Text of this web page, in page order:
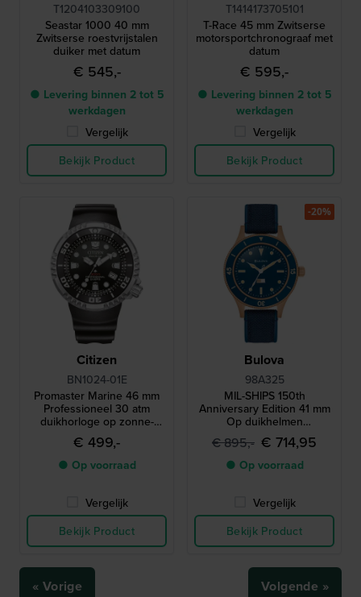
T1204103309100
Seastar 1000 40 mm
Zwitserse roestvrijstalen
duiker met datum
€ 545,-
● Levering binnen 2 tot 5
werkdagen
Vergelijk
Bekijk Product
T1414173705101
T-Race 45 mm Zwitserse
motorsportchronograaf met
datum
€ 595,-
● Levering binnen 2 tot 5
werkdagen
Vergelijk
Bekijk Product
Citizen
BN1024-01E
Promaster Marine 46 mm
Professioneel 30 atm
duikhorloge op zonne-
energie met bandverlenger
€ 499,-
● Op voorraad
Vergelijk
Bekijk Product
Bulova
98A325
MIL-SHIPS 150th
Anniversary Edition 41 mm
Op duikhelmen
geïnspireerd automatisch
horloge met vochtindicator
en bronzen kast
€ 895,- € 714,95
● Op voorraad
Vergelijk
Bekijk Product
-20%
« Vorige Volgende »